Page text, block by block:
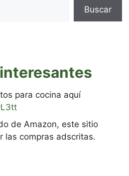
Buscar
para cocina aquí
de Amazon, este sitio
las compras adscritas.